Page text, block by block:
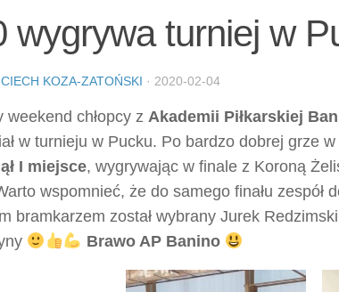
wygrywa turniej w
KOZA-ZATOŃSKI · 2020-02-04
weekend chłopcy z Akademii Piłkarskiej
w turnieju w Pucku. Po bardzo dobrej grze w
I miejsce, wygrywając w finale z Koroną
wspomnieć, że do samego finału zespół
bramkarzem został wybrany Jurek Redzimski
Brawo AP Banino